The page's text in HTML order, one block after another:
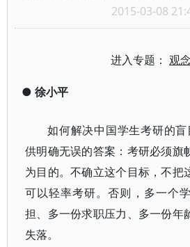
2015-03-08
进入专题：观念
● 徐小平
如何解决中国学生考研的
供明确无误的答案：考研必须旗
为目的。不确立这个目标，不把
可以轻率考研。否则，多一个
担、多一份求职压力、多一份年
失落。